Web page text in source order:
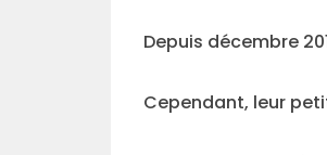
Depuis décembre
Cependant, leur